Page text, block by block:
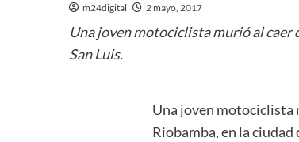
m24digital 2 mayo, 2017
Una joven motociclista murió al caer
San Luis.
Una joven motociclista
Riobamba, en la ciudad